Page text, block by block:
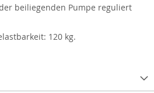
beiliegenden Pumpe reguliert
120 kg.